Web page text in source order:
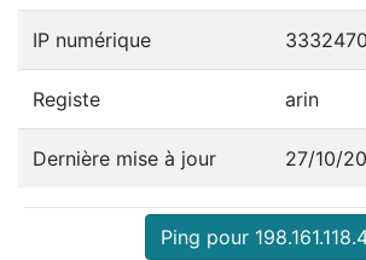
IP numérique
Registe arin
Dernière mise à jour 27/10/
Ping pour